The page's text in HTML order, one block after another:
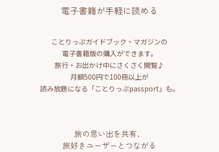
電子書籍が手軽に読める
ことりっぷガイドブック・マガジンの
電子書籍版の購入ができます。
旅行・お出かけ中にさくさく閲覧♪
月額500円で100冊以上が
読み放題になる「ことりっぷpassport」も。
旅の思い出を共有、
旅好きユーザーとつながる